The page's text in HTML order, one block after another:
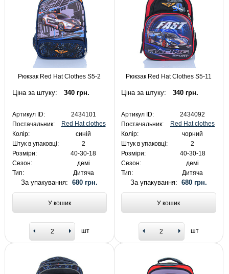
Рюкзак Red Hat Clothes S5-2
Ціна за штуку: 340 грн.
Артикул ID:
2434101
Постачальник:
Red Hat clothes
Колір:
синій
Штук в упаковці:
2
Розміри:
40-30-18
Сезон:
демі
Тип:
Дитяча
За упакування:680 грн.
У кошик
шт
Рюкзак Red Hat Clothes S5-11
Ціна за штуку: 340 грн.
Артикул ID:
2434092
Постачальник:
Red Hat clothes
Колір:
чорний
Штук в упаковці:
2
Розміри:
40-30-18
Сезон:
демі
Тип:
Дитяча
За упакування: 680 грн.
У кошик
шт